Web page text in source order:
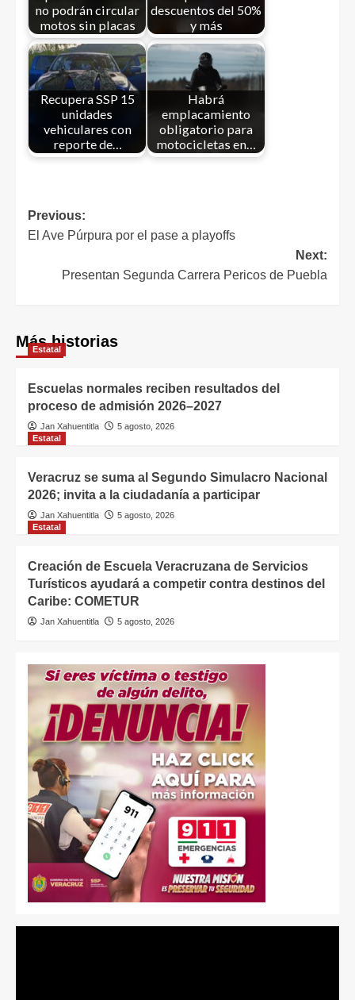
no podrán circular
motos sin placas
descuentos del 50%
y más
Recupera SSP 15
unidades
vehiculares con
reporte de…
Habrá
emplacamiento
obligatorio para
motocicletas en…
Previous:
El Ave Púrpura por el pase a playoffs
Next:
Presentan Segunda Carrera Pericos de Puebla
Más historias
Estatal
Escuelas normales reciben resultados del
proceso de admisión 2026–2027
Jan Xahuentitla
5 agosto, 2026
Estatal
Veracruz se suma al Segundo Simulacro Nacional
2026; invita a la ciudadanía a participar
Jan Xahuentitla
5 agosto, 2026
Estatal
Creación de Escuela Veracruzana de Servicios
Turísticos ayudará a competir contra destinos del
Caribe: COMETUR
Jan Xahuentitla 5 agosto, 2026